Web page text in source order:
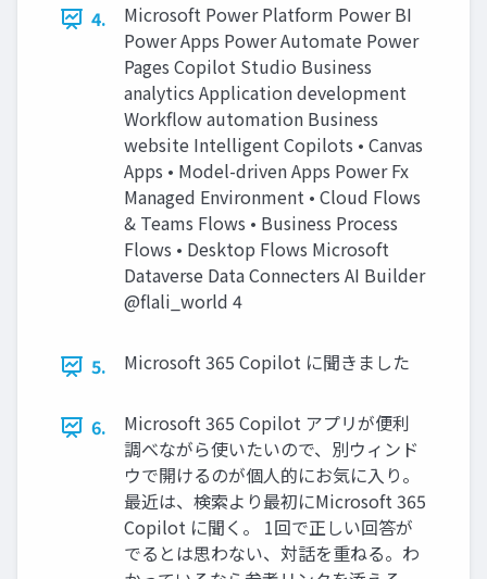
4.
Microsoft Power Platform Power BI
Power Apps Power Automate Power
Pages Copilot Studio Business
analytics Application development
Workflow automation Business
website Intelligent Copilots • Canvas
Apps • Model-driven Apps Power Fx
Managed Environment • Cloud Flows
& Teams Flows • Business Process
Flows • Desktop Flows Microsoft
Dataverse Data Connecters AI Builder
@flali_world 4
5. Microsoft 365 Copilot に聞きました
6.
Microsoft 365 Copilot アプリが便利
調べながら使いたいので、別ウィンド
ウで開けるのが個人的にお気に入り。
最近は、検索より最初にMicrosoft 365
Copilot に聞く。 1回で正しい回答が
でるとは思わない、対話を重ねる。わ